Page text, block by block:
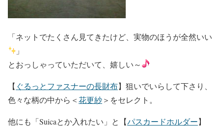
「ネットでたくさん見てきたけど、実物のほうが全然いい
」
とおっしゃっていただいて、嬉しい～
【 ぐるっとファスナーの長財布】狙いでいらして下さり、
色々な柄の中から＜花更紗＞をセレクト。
他にも「Suicaとか入れたい」と【パスカードホルダー】